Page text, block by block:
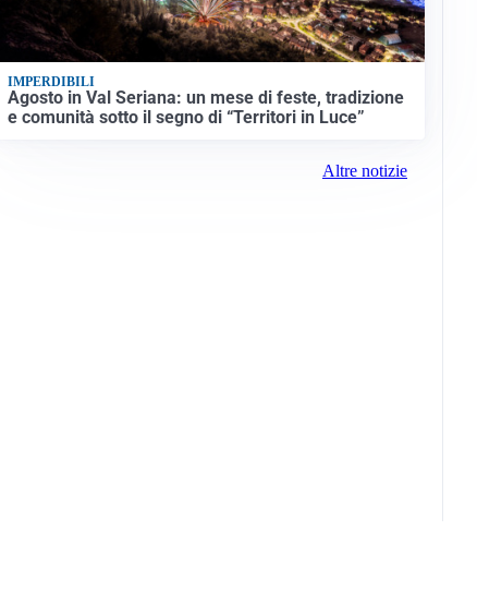
IMPERDIBILI
Agosto in Val Seriana: un mese di feste, tradizione
e comunità sotto il segno di “Territori in Luce”
Altre notizie